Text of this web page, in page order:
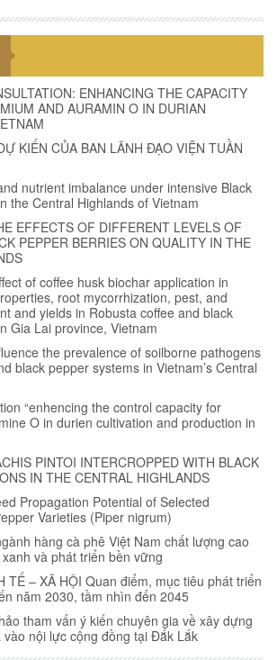
ENHANCING THE CAPACITY
AND AURAMIN O IN DURIAN
KIẾN CỦA BAN LÃNH ĐẠO VIỆN TUẦN
nutrient imbalance under intensive Black
the Central Highlands of Vietnam
EFFECTS OF DIFFERENT LEVELS OF
PEPPER BERRIES ON QUALITY IN THE
of coffee husk biochar application in
root mycorrhization, pest, and
and yields in Robusta coffee and black
Gia Lai province, Vietnam
the prevalence of soilborne pathogens
black pepper systems in Vietnam’s Central
“enhencing the control capacity for
O in durien cultivation and production in
PINTOI INTERCROPPED WITH BLACK
IN THE CENTRAL HIGHLANDS
Propagation Potential of Selected
Varieties (Piper nigrum)
hàng cà phê Việt Nam chất lượng cao
và phát triển bền vững
TẾ – XÃ HỘI Quan điểm, mục tiêu phát triển
năm 2030, tầm nhìn đến 2045
tham vấn ý kiến chuyên gia về xây dựng
nội lực cộng đồng tại Đắk Lắk